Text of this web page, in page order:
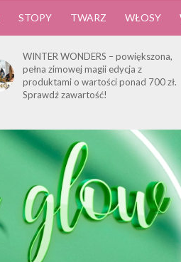
STOPY TWARZ WŁOSY
WINTER WONDERS – powiększona,
pełna zimowej magii edycja z
produktami o wartości ponad 700 zł.
Sprawdź zawartość!